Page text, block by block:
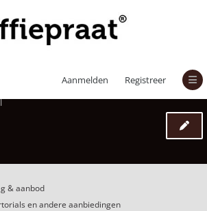
Aanmelden Registreer
advertorials en andere
& aanbod
en andere aanbiedingen